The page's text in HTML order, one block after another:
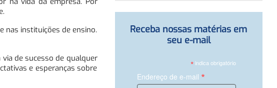
nas instituições de ensino.
de sucesso de qualquer
e esperanças sobre
Receba nossas matérias em
seu e-mail
* indica obrigatório
Endereço de e-mail *